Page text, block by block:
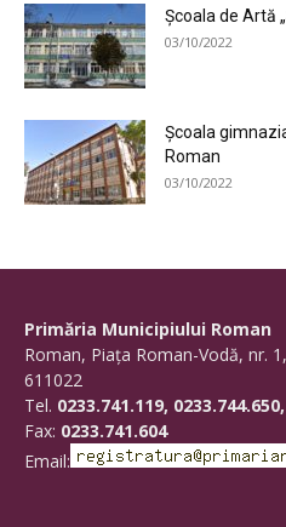
Şcoala de Artă
03/10/2022
Şcoala
Roman
03/10/2022
Primăria Municipiului Roman
Roman, Piaţa Roman-Vodă, nr.
611022
Tel. 0233.741.119,
Fax: 0233.741.604
Email: